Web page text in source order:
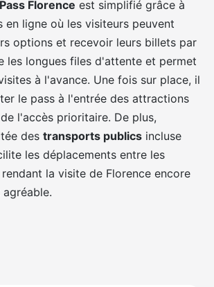
Florence est simplifié grâce à
en ligne où les visiteurs peuvent
options et recevoir leurs billets par
les longues files d'attente et permet
à l'avance. Une fois sur place, il
le pass à l'entrée des attractions
l'accès prioritaire. De plus,
des transports publics incluse
les déplacements entre les
la visite de Florence encore